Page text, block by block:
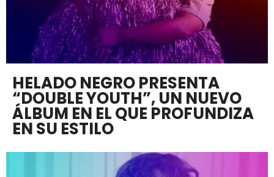
HELADO NEGRO PRESENTA
“DOUBLE YOUTH”, UN NUEVO
ÁLBUM EN EL QUE PROFUNDIZA
EN SU ESTILO